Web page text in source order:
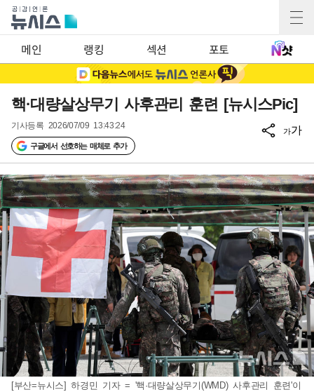
메인 랭킹 섹션 포토
핵·대량살상무기 사후관리 훈련 [뉴시스Pic]
기사등록 2026/07/09 13:43:24
구글에서 선호하는 매체로 추가
가가
[부산=뉴시스] 하경민 기자 = '핵·대량살상무기(WMD) 사후관리 훈련'이